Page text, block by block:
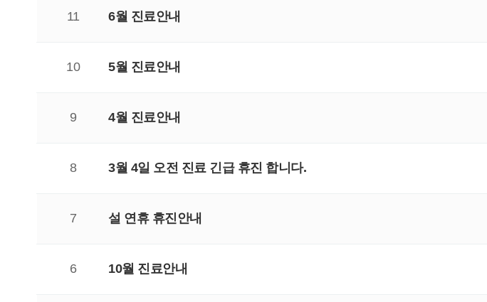
11 6월 진료안내
10 5월 진료안내
9 4월 진료안내
8 3월 4일 오전 진료 긴급 휴진 합니다.
7 설 연휴 휴진안내
6 10월 진료안내